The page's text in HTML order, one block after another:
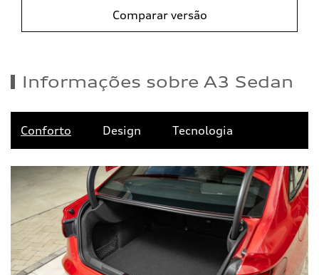
Comparar versão
Informações sobre A3 Sedan
Conforto Design Tecnologia